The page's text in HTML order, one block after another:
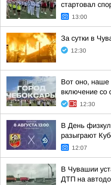
стартовал
13:00
За сутки в
12:30
Вот оно, наше
включение со
12:30
В День
разыграют
12:07
В Чувашии
ДТП на